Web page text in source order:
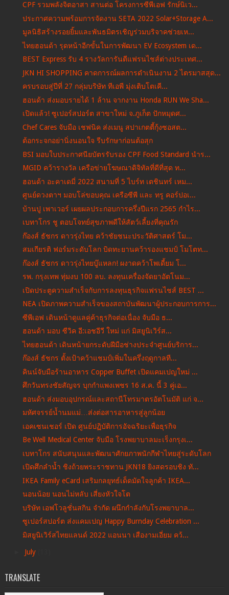
CPF รวมพลังจิตอาสา สานต่อ โครงการซีพีเอฟ รักษ์นิเว...
ประกาศความพร้อมการจัดงาน SETA 2022 Solar+Storage A...
มูลนิธิสร้างรอยยิ้มและพันธมิตรเชิญร่วมบริจาคช่วยเห...
ไทยฮอนด้า รุดหน้าอีกขั้นในการพัฒนา EV Ecosystem เด...
BEST Express รับ 4 รางวัลการันตีแฟรนไชส์ต่างประเทศ...
JKN HI SHOPPING คาดการณ์ผลการดำเนินงาน 2 ไตรมาสสุด...
ครบรอบสู่ปีที่ 27 กลุ่มบริษัท ทีเอพี มุ่งเติบโตเคี...
ฮอนด้า ส่งมอบรายได้ 1 ล้าน จากงาน Honda RUN We Sha...
เปิดแล้ว! ซูเปอร์สปอร์ต สาขาใหม่ จ.ภูเก็ต ปักหมุดศ...
Chef Cares จับมือ เชฟนิค ส่งเมนู สปาเกตตี้กุ้งซอสต...
ต้อกระจกอย่านิ่งนอนใจ รีบรักษาก่อนต้อสุก
BSI มอบใบประกาศนียบัตรรับรอง CPF Food Standard นำร...
MGID คว้ารางวัล เครือข่ายโฆษณาดิจิทัลที่ดีที่สุด ท...
ฮอนด้า อะคาเดมี่ 2022 สนามที่ 5 ไบร์ท เตชินทร์ เหม...
ศูนย์ดวงตาฯ มอบโล่ขอบคุณ เครือซีพี และ ทรู คอร์ปอเ...
บ้านปู เพาเวอร์ เผยผลประกอบการครึ่งปีแรก 2565 กำไร...
เบทาโกร ชู ตอบโจทย์สุขภาพดีให้สัตว์เลี้ยงที่คุณรัก
ก๊องส์ ธัชกร ดาวรุ่งไทย คว้าชัยชนะประวัติศาสตร์ โม...
สมเกียรติ ฟอร์มระดับโลก บิดทะยานคว้ารองแชมป์ โมโตท...
ก๊องส์ ธัชกร ดาวรุ่งไทยบู๊แหลก! ผงาดคว้าโพเดี้ยม โ...
รพ. กรุงเทพ ทุ่มงบ 100 ลบ. ลงทุนเครื่องจัดยาอัตโนม...
เปิดประตูความสำเร็จกับการลงทุนธุรกิจแฟรนไชส์ BEST ...
NEA เปิดภาพความสำเร็จของสถาบันพัฒนาผู้ประกอบการการ...
ซีพีเอฟ เดินหน้าดูแลคู่ค้าธุรกิจต่อเนื่อง จับมือ ธ...
ฮอนด้า มอบ ซีวิค อี:เอชอีวี ใหม่ แก่ มิสยูนิเวิร์ส...
ไทยฮอนด้า เดินหน้ายกระดับฝีมือช่างประจำศูนย์บริการ...
ก๊องส์ ธัชกร ตั้งเป้าคว้าแชมป์เพิ่มในครึ่งฤดูกาลที...
คินน์จับมือร้านอาหาร Copper Buffet เปิดแคมเปญใหม่ ...
ศึกวันทรงชัยสัญจร บุกกำแพงเพชร 16 ส.ค. นี้ 3 คู่เอ...
ฮอนด้า ส่งมอบอุปกรณ์และสถานีโทรมาตรอัตโนมัติ แก่ จ...
มหัศจรรย์น้ำนมแม่…ส่งต่อสารอาหารสู่ลูกน้อย
เอคเซนเชอร์ เปิด ศูนย์ปฏิบัติการอัจฉริยะเพื่อธุรกิจ
Be Well Medical Center จับมือ โรงพยาบาลมะเร็งกรุงเ...
เบทาโกร สนับสนุนและพัฒนาศักยภาพนักกีฬาไทยสู่ระดับโลก
เปิดศึกลำน้ำ ชิงถ้วยพระราชทาน JKN18 ยิงสดรอบชิง ทั...
IKEA Family eCard เสริมกลยุทธ์เด็ดมัดใจลูกค้า IKEA...
นอนน้อย นอนไม่หลับ เสี่ยงหัวใจโต
บริษัท เอฟโวลูชั่นสกิน จำกัด ผนึกกำลังกับโรงพยาบาล...
ซูเปอร์สปอร์ต ส่งแคมเปญ Happy Burnday Celebration ...
มิสยูนิเวิร์สไทยแลนด์ 2022 แอนนา เสืองามเอี่ยม คว้...
July
TRANSLATE